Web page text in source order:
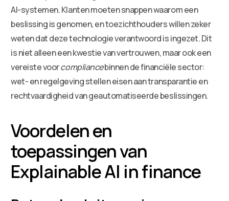
AI-systemen. Klanten moeten snappen waarom een
beslissing is genomen, en toezichthouders willen zeker
weten dat deze technologie verantwoord is ingezet. Dit
is niet alleen een kwestie van vertrouwen, maar ook een
vereiste voorcompliancebinnen de financiële sector:
wet- en regelgeving stellen eisen aan transparantie en
rechtvaardigheid van geautomatiseerde beslissingen.
Voordelen en
toepassingen van
Explainable AI in finance